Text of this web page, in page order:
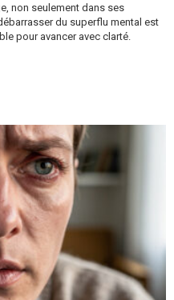
non seulement dans ses
du superflu mental est
pour avancer avec clarté.